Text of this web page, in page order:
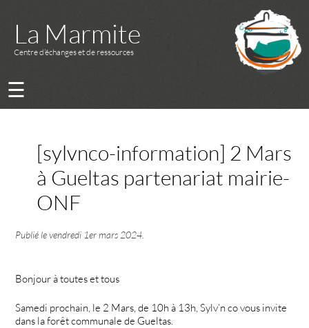
La Marmite
Centre d’échanges et de ressources
☰
[sylvnco-information] 2 Mars
à Gueltas partenariat mairie-
ONF
Publié levendredi 1er mars 2024
Bonjour à toutes et tous
Samedi prochain, le 2 Mars, de 10h à 13h, Sylv’n co vous invite
dans la forêt communale de Gueltas.